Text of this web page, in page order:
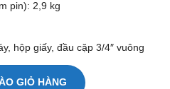
pin): 2,9 kg
hộp giấy, đầu cặp 3/4″ vuông
1050 H (Solo) số lượng
GIỎ HÀNG